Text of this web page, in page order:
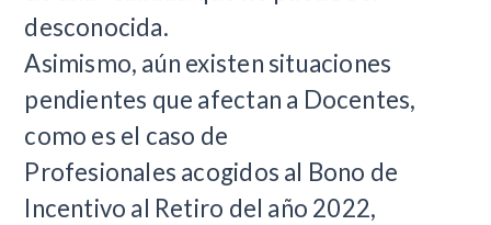
desconocida.
Asimismo, aún existen situaciones
pendientes que afectan a Docentes,
como es el caso de
Profesionales acogidos al Bono de
Incentivo al Retiro del año 2022,